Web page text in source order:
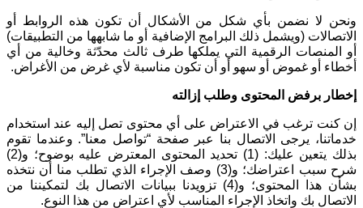
ونحن لا نضمن بأي شكل من الأشكال أن تكون هذه الروابط أو
الاتصالات (ويشمل ذلك البرامج الإضافية أو ما شابهها من التطبيقات)
أو المنصات الرقمية التي يملكها طرف ثالث محدّثة وخالية من أي
أخطاء أو غموض أو سهو أو أن تكون مناسبة لأي غرض من الأغراض.
إخطار برفض المحتوى وطلب إزالته
إن كنت ترغب في الاعتراض على أي محتوى تصل إليه عند استخدام
خدماتنا، يرجى الاتصال بنا عبر صفحة “تواصل معنا”. وعندما تقوم
بذلك يتعين عليك: (1) تحديد المحتوى المعترض عليه بوضوح؛ و(2)
شرح سبب اعتراضك؛ و(3) وصف الإجراء الذي تطلب منا أن نتخذه
بشأن هذا المحتوى؛ و(4) تزويدنا ببيانات الاتصال بك لتمكيننا من
الاتصال بك واتخاذ الإجراء المناسب لأي اعتراض من هذا النوع.